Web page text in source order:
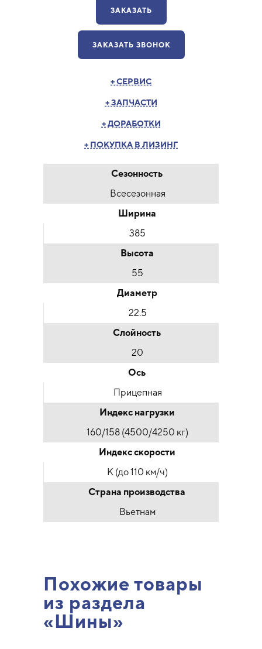
ЗАКАЗАТЬ
ЗАКАЗАТЬ ЗВОНОК
+ СЕРВИС
+ ЗАПЧАСТИ
+ ДОРАБОТКИ
+ ПОКУПКА В ЛИЗИНГ
Сезонность
Всесезонная
Ширина
385
Высота
55
Диаметр
22.5
Слойность
20
Ось
Прицепная
Индекс нагрузки
160/158 (4500/4250 кг)
Индекс скорости
K (до 110 км/ч)
Страна производства
Вьетнам
Похожие товары
из раздела
«Шины»